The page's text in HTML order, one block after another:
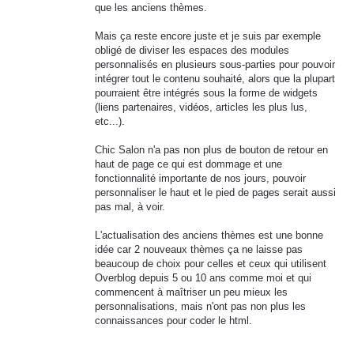
que les anciens thèmes.
Mais ça reste encore juste et je suis par exemple
obligé de diviser les espaces des modules
personnalisés en plusieurs sous-parties pour pouvoir
intégrer tout le contenu souhaité, alors que la plupart
pourraient être intégrés sous la forme de widgets
(liens partenaires, vidéos, articles les plus lus,
etc...).
Chic Salon n'a pas non plus de bouton de retour en
haut de page ce qui est dommage et une
fonctionnalité importante de nos jours, pouvoir
personnaliser le haut et le pied de pages serait aussi
pas mal, à voir.
L'actualisation des anciens thèmes est une bonne
idée car 2 nouveaux thèmes ça ne laisse pas
beaucoup de choix pour celles et ceux qui utilisent
Overblog depuis 5 ou 10 ans comme moi et qui
commencent à maîtriser un peu mieux les
personnalisations, mais n'ont pas non plus les
connaissances pour coder le html.